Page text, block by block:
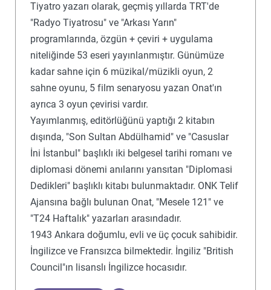
Tiyatro yazarı olarak, geçmiş yıllarda TRT'de
"Radyo Tiyatrosu" ve "Arkası Yarın"
programlarında, özgün + çeviri + uygulama
niteliğinde 53 eseri yayınlanmıştır. Günümüze
kadar sahne için 6 müzikal/müzikli oyun, 2
sahne oyunu, 5 film senaryosu yazan Onat'ın
ayrıca 3 oyun çevirisi vardır.
Yayımlanmış, editörlüğünü yaptığı 2 kitabın
dışında, "Son Sultan Abdülhamid" ve "Casuslar
İni İstanbul" başlıklı iki belgesel tarihi romanı ve
diplomasi dönemi anılarını yansıtan "Diplomasi
Dedikleri" başlıklı kitabı bulunmaktadır. ONK Telif
Ajansına bağlı bulunan Onat, "Mesele 121" ve
"T24 Haftalık" yazarları arasındadır.
1943 Ankara doğumlu, evli ve üç çocuk sahibidir.
İngilizce ve Fransızca bilmektedir. İngiliz "British
Council"ın lisanslı İngilizce hocasıdır.